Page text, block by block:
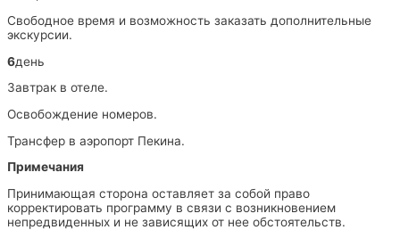
Свободное время и возможность заказать дополнительные
экскурсии.
6день
Завтрак в отеле.
Освобождение номеров.
Трансфер в аэропорт Пекина.
Примечания
Принимающая сторона оставляет за собой право
корректировать программу в связи с возникновением
непредвиденных и не зависящих от нее обстоятельств.